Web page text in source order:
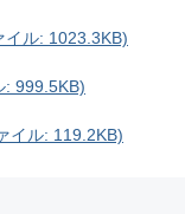
ル: 1023.3KB)
: 999.5KB)
イル: 119.2KB)